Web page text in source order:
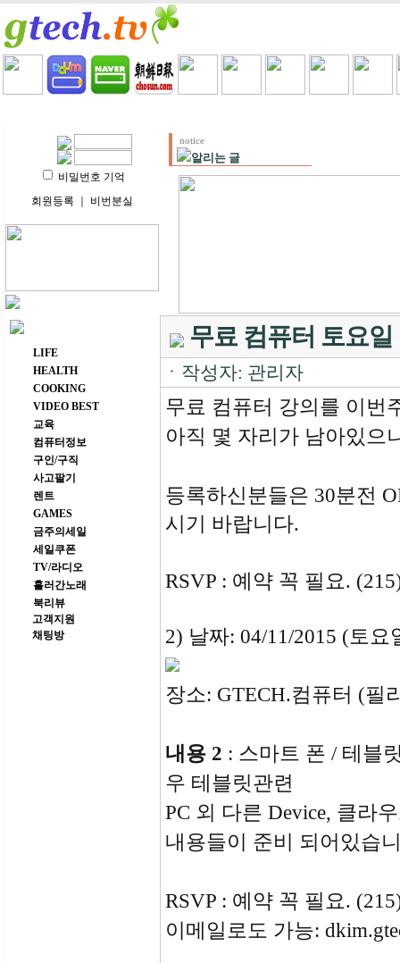
비밀번호 기억
회원등록
비번분실
주요 메뉴
LIFE
HEALTH
COOKING
VIDEO BEST
교육
컴퓨터정보
구인/구직
사고팔기
렌트
GAMES
금주의세일
세일쿠폰
TV/라디오
흘러간노래
북리뷰
고객지원
채팅방
notice
알리는 글
무료 컴퓨터 토요일
ㆍ작성자: 관리자
무료 컴퓨터 강의를 이번
아직 몇 자리가 남아있으
등록하신분들은 30분전
시기 바랍니다.
RSVP : 예약 꼭 필요.
2) 날짜: 04/11/2015 (토
장소: GTECH.컴퓨터 (필
내용 2 : 스마트 폰 / 테블
우 테블릿관련
PC 외 다른 Device, 클라
내용들이 준비 되어있습
RSVP : 예약 꼭 필요.
이메일로도 가능: